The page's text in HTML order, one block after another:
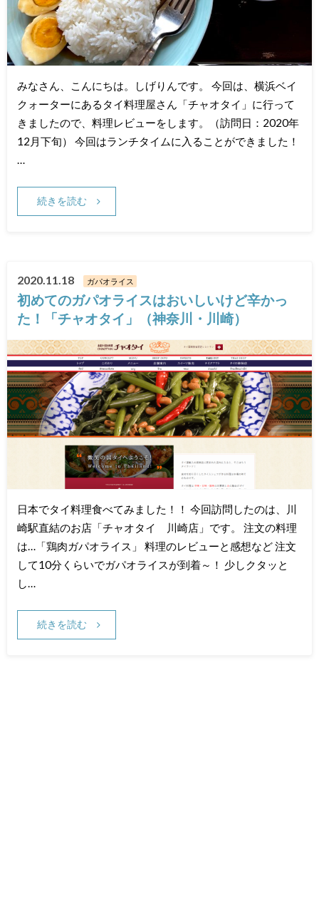
みなさん、こんにちは。しげりんです。 今回は、横浜ベイ
クォーターにあるタイ料理屋さん「チャオタイ」に行って
きましたので、料理レビューをします。（訪問日：2020年
12月下旬） 今回はランチタイムに入ることができました！
…
続きを読む
2020.11.18 ガパオライス
初めてのガパオライスはおいしいけど辛かっ
た！「チャオタイ」（神奈川・川崎）
日本でタイ料理食べてみました！！ 今回訪問したのは、川
崎駅直結のお店「チャオタイ 川崎店」です。 注文の料理
は…「鶏肉ガパオライス」 料理のレビューと感想など 注文
して10分くらいでガパオライスが到着～！ 少しクタッと
し…
続きを読む